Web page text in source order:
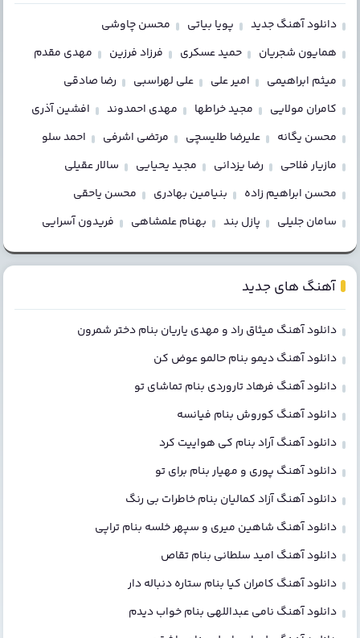
دانلود آهنگ جدید پویا بیاتی
محسن چاوشی
همایون شجریان
حمید عسکری فرزاد فرزین
مهدی مقدم
میثم ابراهیمی
امیر علی علی لهراسبی
رضا صادقی
کامران مولایی
مجید خراطها مهدی احمدوند
افشین آذری
محسن یگانه
علیرضا طلیسچی مرتضی اشرفی
احمد سلو
مازیار فلاحی
رضا یزدانی مجید یحیایی
سالار عقیلی
محسن ابراهیم زاده
بنیامین بهادری
محسن یاحقی
سامان جلیلی
پازل بند بهنام علمشاهی فریدون آسرایی
آهنگ های جدید
دانلود آهنگ میثاق راد و مهدی یاریان بنام دختر شمرون
دانلود آهنگ دیمو بنام حالمو عوض کن
دانلود آهنگ فرهاد تاروردی بنام تماشای تو
دانلود آهنگ کوروش بنام فیانسه
دانلود آهنگ آراد بنام کی هواییت کرد
دانلود آهنگ پوری و مهیار بنام برای تو
دانلود آهنگ آزاد کمالیان بنام خاطرات بی رنگ
دانلود آهنگ شاهین میری و سپهر خلسه بنام تراپی
دانلود آهنگ امید سلطانی بنام تقاص
دانلود آهنگ کامران کیا بنام ستاره دنباله دار
دانلود آهنگ نامی عبداللهی بنام خواب دیدم